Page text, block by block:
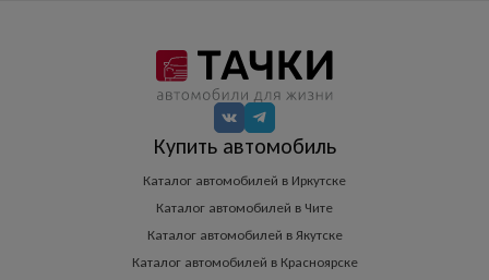
Купить автомобиль
Каталог автомобилей в Иркутске
Каталог автомобилей в Чите
Каталог автомобилей в Якутске
Каталог автомобилей в Красноярске